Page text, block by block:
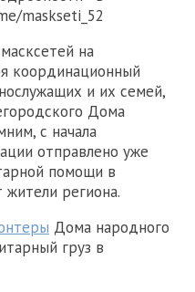
maskseti_52
на
координационный
и их семей,
Дома
с начала
отправлено уже
помощи в
жители региона.
Дома народного
груз в